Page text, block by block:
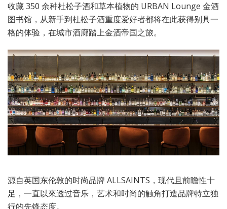
收藏 350 余种杜松子酒和草本植物的 URBAN Lounge 金酒
图书馆，从新手到杜松子酒重度爱好者都将在此获得别具一
格的体验，在城市酒廊踏上金酒帝国之旅。
源自英国东伦敦的时尚品牌 ALLSAINTS，现代且前瞻性十
足，一直以來透过音乐，艺术和时尚的触角打造品牌特立独
行的先锋态度。